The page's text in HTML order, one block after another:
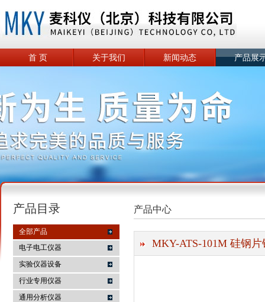
麦科仪（北京）科技有限公司
首 页 关于我们 新闻动态 产品展
产品目录
全部产品
电子电工仪器
实验仪器设备
行业专用仪器
通用分析仪器
产品中心
MKY-ATS-101M 硅钢